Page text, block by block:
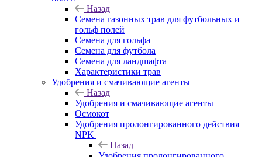
Назад
Семена газонных трав для футбольных и
гольф полей
Семена для гольфа
Семена для футбола
Семена для ландшафта
Характеристики трав
Удобрения и смачивающие агенты
Назад
Удобрения и смачивающие агенты
Осмокот
Удобрения пролонгированного действия
NPK
Назад